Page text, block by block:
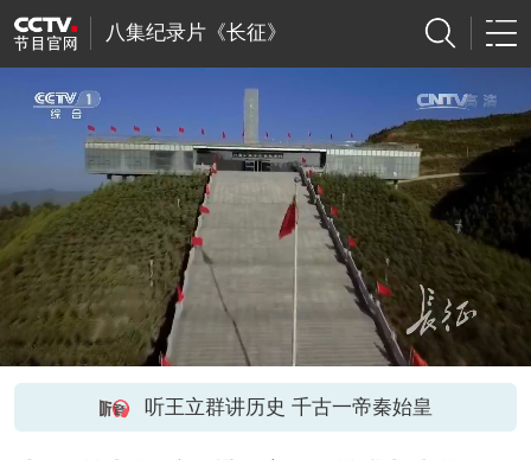
八集纪录片《长征》
听王立群讲历史 千古一帝秦始皇